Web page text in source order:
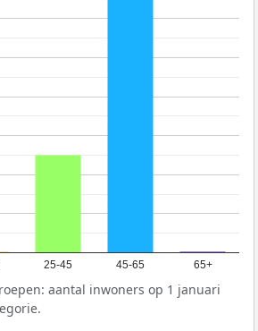
25-45 45-65 65+
aantal inwoners op 1 januari